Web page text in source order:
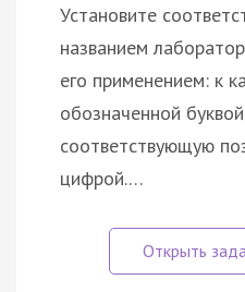
Установите
названием
его применением: к
обозначенной
соответствующую
цифрой.…